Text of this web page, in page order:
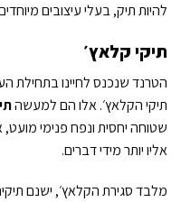
להיות תיק, בעלי עיצובים
תיקי קלאץ׳
הטרנד שנכנס לחיינו בתחילת
תיקי הקלאץ׳. אלו הם למעשה
שטוחה יחסית ונפח פנימי
אליו יותר מידי דברים.
מלבד סגירת הקלאץ׳, ישנם